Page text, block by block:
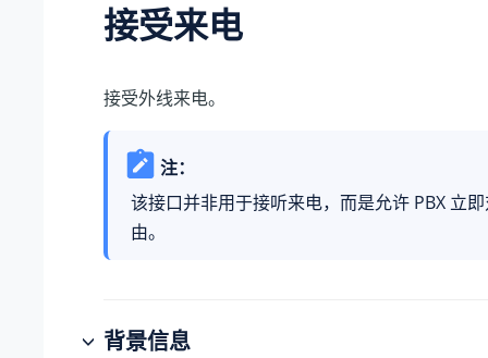
接受来电
接受外线来电。
注：
该接口并非用于接听来电，而是允许 PBX 立
由。
背景信息